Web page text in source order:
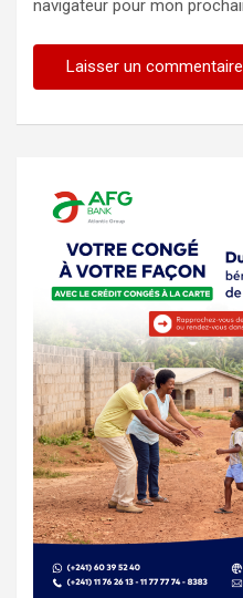
navigateur pour mon